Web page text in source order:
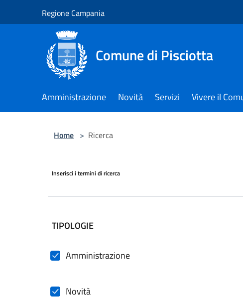
Regione Campania
Comune di Pisciotta
Amministrazione Novità Servizi Vivere il
Home > Ricerca
Inserisci i termini di ricerca
filtri da applicare
TIPOLOGIE
Amministrazione
Novità